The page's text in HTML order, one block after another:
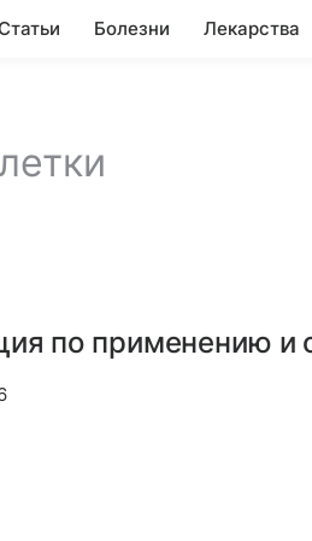
Болезни Лекарства
по применению и